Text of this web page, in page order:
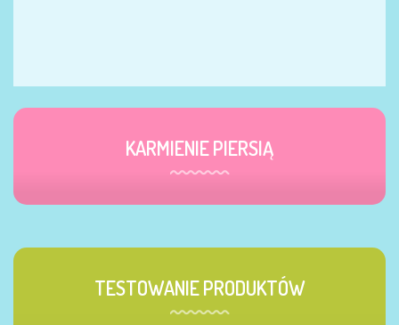
KARMIENIE PIERSIĄ
TESTOWANIE PRODUKTÓW